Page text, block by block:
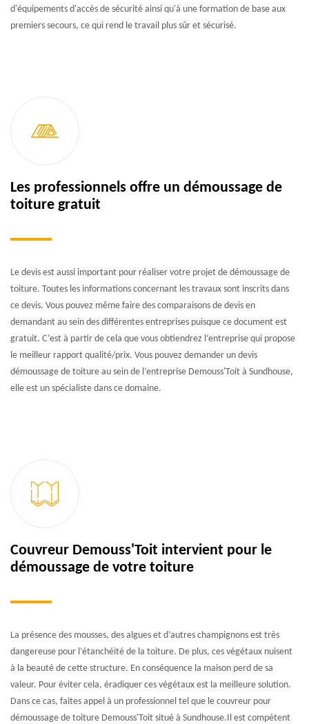
d'équipements d'accès de sécurité ainsi qu'à une formation de base aux
premiers secours, ce qui rend le travail plus sûr et sécurisé.
Les professionnels offre un démoussage de
toiture gratuit
Le devis est aussi important pour réaliser votre projet de démoussage de
toiture. Toutes les informations concernant les travaux sont inscrits dans
ce devis. Vous pouvez même faire des comparaisons de devis en
demandant au sein des différentes entreprises puisque ce document est
gratuit. C’est à partir de cela que vous obtiendrez l’entreprise qui propose
le meilleur rapport qualité/prix. Vous pouvez demander un devis
démoussage de toiture au sein de l’entreprise Demouss'Toit à Sundhouse,
elle est un spécialiste dans ce domaine.
Couvreur Demouss'Toit intervient pour le
démoussage de votre toiture
La présence des mousses, des algues et d’autres champignons est très
dangereuse pour l’étanchéité de la toiture. De plus, ces végétaux nuisent
à la beauté de cette structure. En conséquence la maison perd de sa
valeur. Pour éviter cela, éradiquer ces végétaux est la meilleure solution.
Dans ce cas, faites appel à un professionnel tel que le couvreur pour
démoussage de toiture Demouss'Toit situé à Sundhouse.Il est compétent